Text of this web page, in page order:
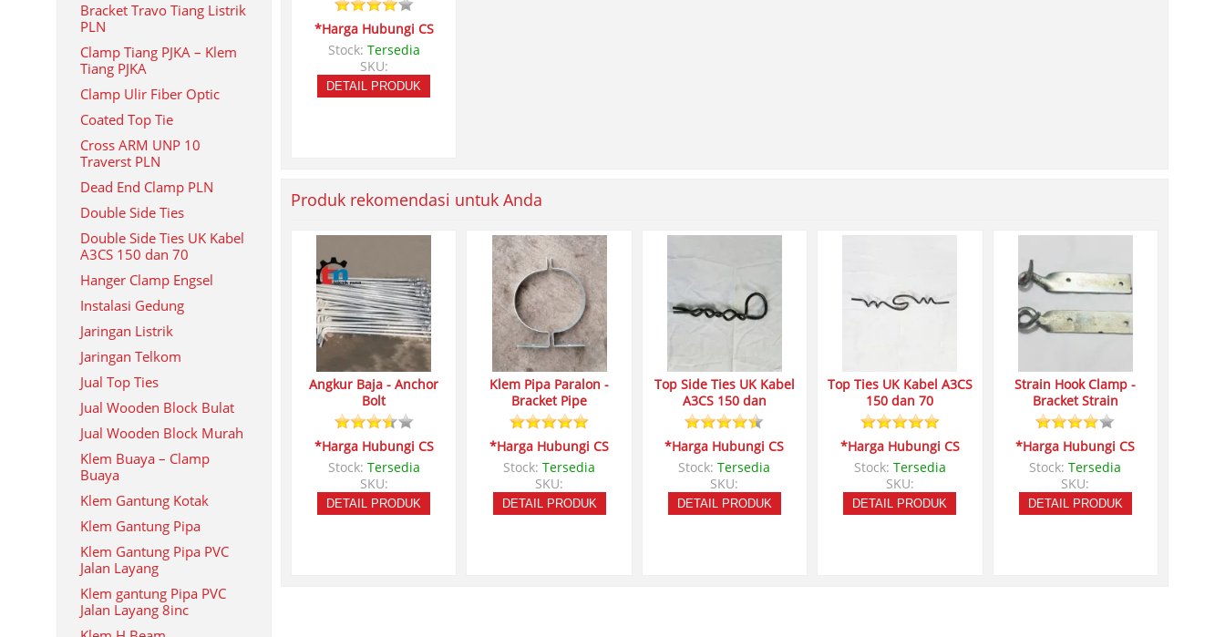
*Harga Hubungi CS
Stock: Tersedia
SKU:
DETAIL PRODUK
Produk rekomendasi untuk Anda
Angkur Baja - Anchor
Bolt
*Harga Hubungi CS
Stock: Tersedia
SKU:
DETAIL PRODUK
Klem Pipa Paralon -
Bracket Pipe
*Harga Hubungi CS
Stock:Tersedia
SKU:
DETAIL PRODUK
Top Side Ties UK Kabel
A3CS 150 dan
*Harga Hubungi CS
Stock:Tersedia
SKU:
DETAIL PRODUK
Top Ties UK Kabel A3CS
150 dan 70
*Harga Hubungi CS
Stock: Tersedia
SKU:
DETAIL PRODUK
Strain Hook Clamp -
Bracket Strain
*Harga Hubungi CS
Stock:Tersedia
SKU:
DETAIL PRODUK
Bracket Travo Tiang Listrik
PLN
Clamp Tiang PJKA – Klem
Tiang PJKA
Clamp Ulir Fiber Optic
Coated Top Tie
Cross ARM UNP 10
Traverst PLN
Dead End Clamp PLN
Double Side Ties
Double Side Ties UK Kabel
A3CS 150 dan 70
Hanger Clamp Engsel
Instalasi Gedung
Jaringan Listrik
Jaringan Telkom
Jual Top Ties
Jual Wooden Block Bulat
Jual Wooden Block Murah
Klem Buaya – Clamp
Buaya
Klem Gantung Kotak
Klem Gantung Pipa
Klem Gantung Pipa PVC
Jalan Layang
Klem gantung Pipa PVC
Jalan Layang 8inc